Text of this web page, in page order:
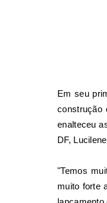
Em seu
construção
enalteceu
DF,
"Temos
muito forte